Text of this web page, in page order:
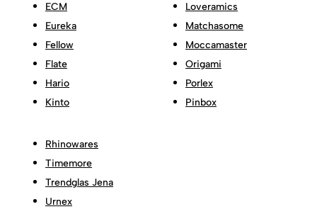
ECM
Eureka
Fellow
Flate
Hario
Kinto
Loveramics
Matchasome
Moccamaster
Origami
Porlex
Pinbox
Rhinowares
Timemore
Trendglas Jena
Urnex